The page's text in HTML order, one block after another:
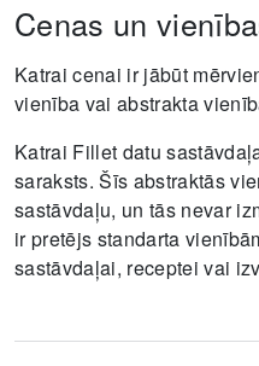
Cenas un
Katrai cenai ir jābūt
vienība vai abstrakta
Katrai Fillet datu
saraksts. Šīs abstraktās
sastāvdaļu, un tās nevar
ir pretējs standarta
sastāvdaļai, receptei vai